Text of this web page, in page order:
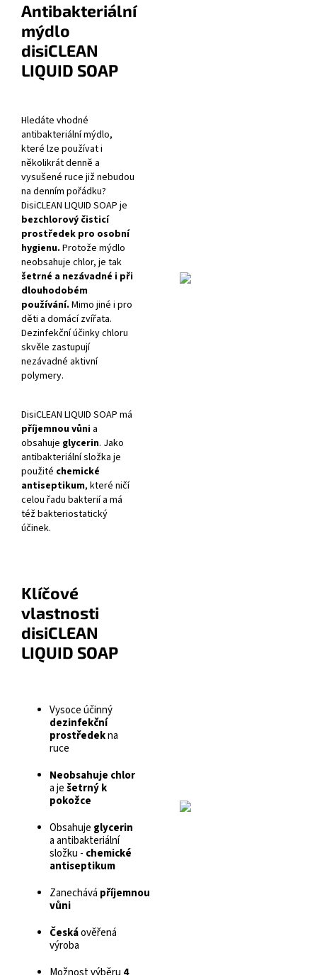
Antibakteriální
mýdlo
disiCLEAN
LIQUID SOAP
Hledáte vhodné
antibakteriální mýdlo,
které lze používat i
několikrát denně a
vysušené ruce již nebudou
na denním pořádku?
DisiCLEAN LIQUID SOAP je
bezchlorový čisticí
prostředek pro osobní
hygienu. Protože mýdlo
neobsahuje chlor, je tak
šetrné a nezávadné i při
dlouhodobém
používání. Mimo jiné i pro
děti a domácí zvířata.
Dezinfekční účinky chloru
skvěle zastupují
nezávadné aktivní
polymery.
DisiCLEAN LIQUID SOAP má
příjemnou vůni a
obsahuje glycerin. Jako
antibakteriální složka je
použité chemické
antiseptikum, které ničí
celou řadu bakterií a má
též bakteriostatický
účinek.
Klíčové
vlastnosti
disiCLEAN
LIQUID SOAP
Vysoce účinný
dezinfekční
prostředekna
ruce
Neobsahuje chlor
a ješetrný k
pokožce
Obsahuje glycerin
a antibakteriální
složku - chemické
antiseptikum
Zanechává příjemnou
vůni
Českáověřená
výroba